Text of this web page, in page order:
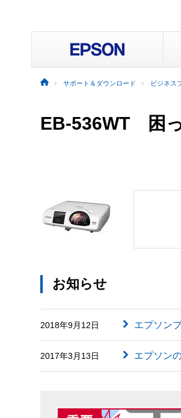
サポート＆ダウンロード ビジネス
EB-536WT 困
お知らせ
2018年9月12日 エプソン
2017年3月13日 エプソン